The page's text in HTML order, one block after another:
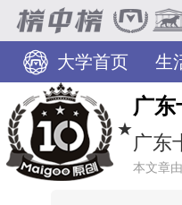
大学首页 生
★
广
广东
本文章